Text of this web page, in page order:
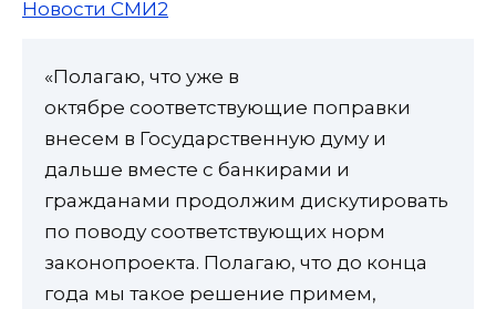
Новости СМИ2
«Полагаю, что уже в
октябре соответствующие поправки
внесем в Государственную думу и
дальше вместе с банкирами и
гражданами продолжим дискутировать
по поводу соответствующих норм
законопроекта. Полагаю, что до конца
года мы такое решение примем,